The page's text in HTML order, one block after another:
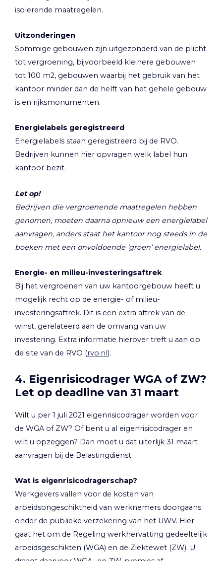
isolerende maatregelen.
Uitzonderingen
Sommige gebouwen zijn uitgezonderd van de plicht
tot vergroening, bijvoorbeeld kleinere gebouwen
tot 100 m2, gebouwen waarbij het gebruik van het
kantoor minder dan de helft van het gehele gebouw
is en rijksmonumenten.
Energielabels geregistreerd
Energielabels staan geregistreerd bij de RVO.
Bedrijven kunnen hier opvragen welk label hun
kantoor bezit.
Let op!
Bedrijven die vergroenende maatregelen hebben
genomen, moeten daarna opnieuw een energielabel
aanvragen, anders staat het kantoor nog steeds in de
boeken met een onvoldoende ‘groen’ energielabel.
Energie- en milieu-investeringsaftrek
Bij het vergroenen van uw kantoorgebouw heeft u
mogelijk recht op de energie- of milieu-
investeringsaftrek. Dit is een extra aftrek van de
winst, gerelateerd aan de omvang van uw
investering. Extra informatie hierover treft u aan op
de site van de RVO (rvo.nl).
4. Eigenrisicodrager WGA of ZW?
Let op deadline van 31 maart
Wilt u per 1 juli 2021 eigenrisicodrager worden voor
de WGA of ZW? Of bent u al eigenrisicodrager en
wilt u opzeggen? Dan moet u dat uiterlijk 31 maart
aanvragen bij de Belastingdienst.
Wat is eigenrisicodragerschap?
Werkgevers vallen voor de kosten van
arbeidsongeschiktheid van werknemers doorgaans
onder de publieke verzekering van het UWV. Hier
gaat het om de Regeling werkhervatting gedeeltelijk
arbeidsgeschikten (WGA) en de Ziektewet (ZW). U